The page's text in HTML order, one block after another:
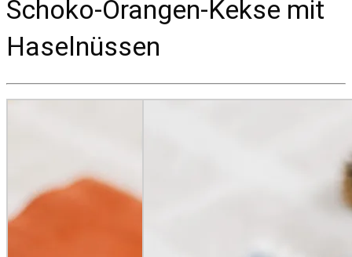
Schoko-Orangen-Kekse mit
Haselnüssen